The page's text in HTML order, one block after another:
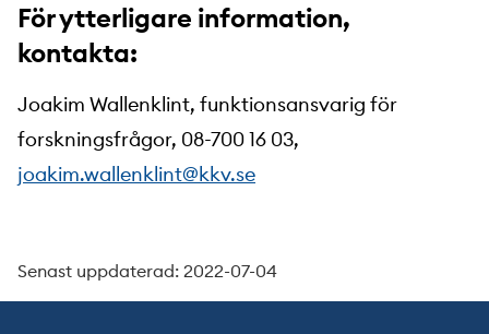
För ytterligare information,
kontakta:
Joakim Wallenklint, funktionsansvarig för
forskningsfrågor, 08-700 16 03,
joakim.wallenklint@kkv.se
Senast uppdaterad: 2022-07-04